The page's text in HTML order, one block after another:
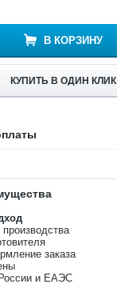
В КОРЗИНУ
КУПИТЬ В ОДИН КЛИК
заказа
и ЕАЭС